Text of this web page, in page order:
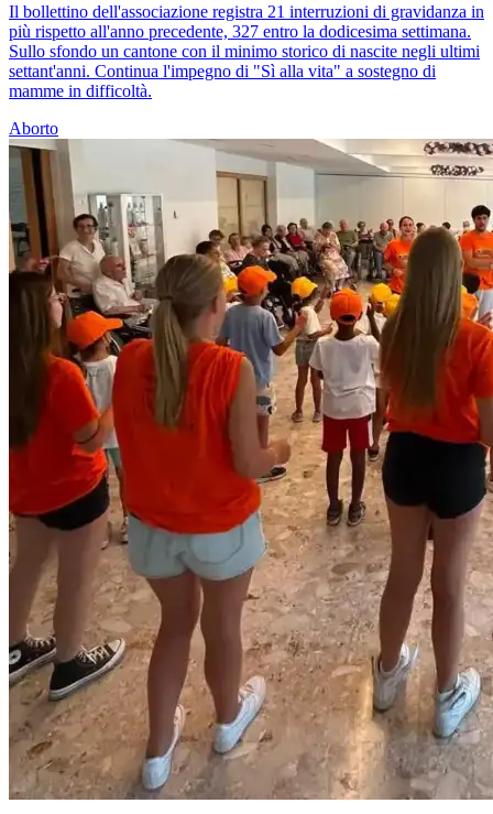
Il bollettino dell'associazione registra 21 interruzioni di gravidanza in
più rispetto all'anno precedente, 327 entro la dodicesima settimana.
Sullo sfondo un cantone con il minimo storico di nascite negli ultimi
settant'anni. Continua l'impegno di "Sì alla vita" a sostegno di
mamme in difficoltà.
Aborto